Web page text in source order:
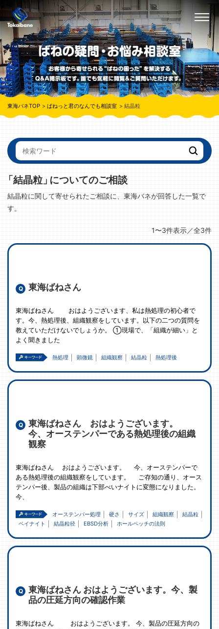
東海バネTOP ばねっと君のなんでも相談室 結晶粒
「結晶粒」についてのご相談
結晶粒に関して寄せられたご相談に、東海バネが回答した一覧で
す。
1〜3件表示／全3件
東海ばねさん
東海ばねさん おはようございます、私は熱処理の初心者で
す。今、熱処理後、組織観察をしています。以下の二つの質問を
教えていただけないでしょうか。 ①現場で、「組織が細い」と
よく聞きました
熱処理 顕微鏡 組織観察 結晶粒 熱処理後
東海ばねさん おはようございます。
今、オーステンパーである熱処理後の組織
観察
東海ばねさん おはようございます。 今、オーステンパーで
ある熱処理後の組織観察をしています。 ご存知の通り、オース
テンパー後、製品の組織は下部べいナイトに変態になりました。
今、
オーステンパー処理 硬さ サイズ 組織観察
結晶粒
ベイナイト
結晶粒径 EBSD分析 ホールペッチの法則
東海ばねさん おはようございます。今、製
品の圧延方向の確認作業
東海ばねさん おはようございます。 今、製品の圧延方向の